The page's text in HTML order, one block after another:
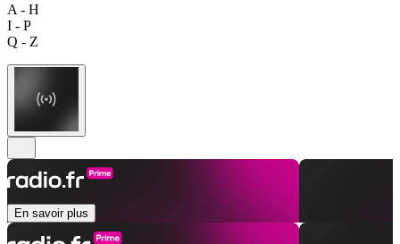
A - H
I - P
Q - Z
En savoir plus